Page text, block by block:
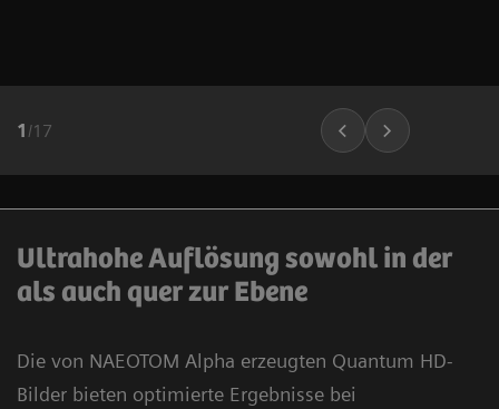
1 /17
Ultrahohe Auflösung sowohl in der
als auch quer zur Ebene
Die von NAEOTOM Alpha erzeugten Quantum HD-
Bilder bieten optimierte Ergebnisse bei